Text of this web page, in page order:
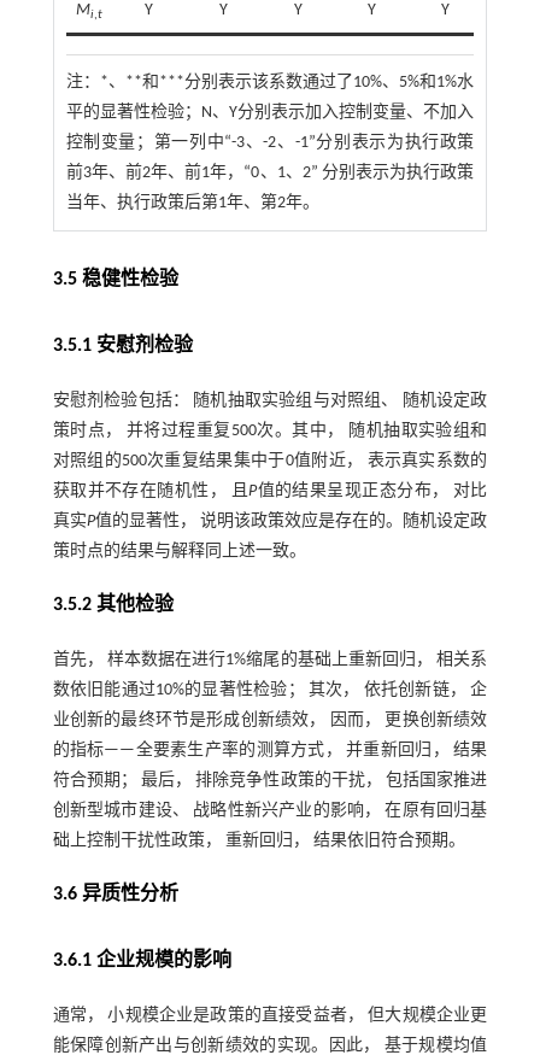
Mi,t Y Y Y Y Y
注： *、**和***分别表示该系数通过了10%、5%和1%水
平的显著性检验；N、Y分别表示加入控制变量、不加入
控制变量；第一列中“-3、-2、-1”分别表示为执行政策
前3年、前2年、前1年，“0、1、2” 分别表示为执行政策
当年、执行政策后第1年、第2年。
3.5 稳健性检验
3.5.1 安慰剂检验
安慰剂检验包括： 随机抽取实验组与对照组、 随机设定政
策时点， 并将过程重复500次。其中， 随机抽取实验组和
对照组的500次重复结果集中于0值附近， 表示真实系数的
获取并不存在随机性， 且P值的结果呈现正态分布， 对比
真实P值的显著性， 说明该政策效应是存在的。随机设定政
策时点的结果与解释同上述一致。
3.5.2 其他检验
首先， 样本数据在进行1%缩尾的基础上重新回归， 相关系
数依旧能通过10%的显著性检验； 其次， 依托创新链， 企
业创新的最终环节是形成创新绩效， 因而， 更换创新绩效
的指标——全要素生产率的测算方式， 并重新回归， 结果
符合预期； 最后， 排除竞争性政策的干扰， 包括国家推进
创新型城市建设、 战略性新兴产业的影响， 在原有回归基
础上控制干扰性政策， 重新回归， 结果依旧符合预期。
3.6 异质性分析
3.6.1 企业规模的影响
通常， 小规模企业是政策的直接受益者， 但大规模企业更
能保障创新产出与创新绩效的实现。因此， 基于规模均值